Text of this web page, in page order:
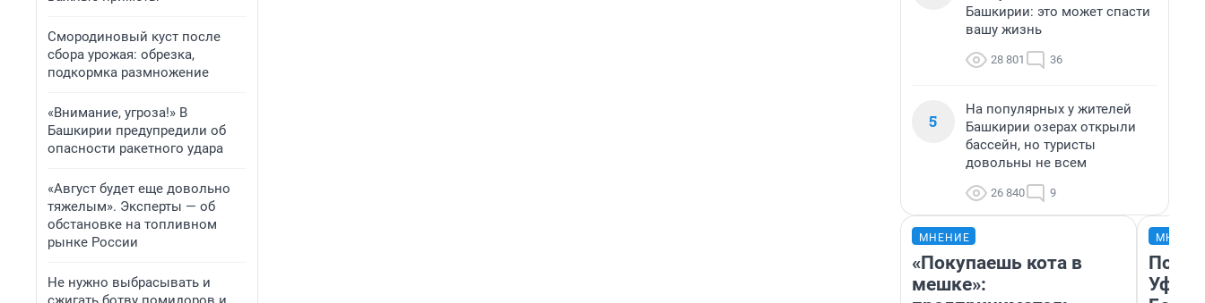
Смородиновый куст после
сбора урожая: обрезка,
подкормка размножение
«Внимание, угроза!» В
Башкирии предупредили об
опасности ракетного удара
«Август будет еще довольно
тяжелым». Эксперты — об
обстановке на топливном
рынке России
Не нужно выбрасывать и
Башкирии: это может спасти
вашу жизнь
28 801 36
5
На популярных у жителей
Башкирии озерах открыли
бассейн, но туристы
довольны не всем
26 840 9
МНЕНИЕ
«Покупаешь кота в
мешке»:
Уфы: